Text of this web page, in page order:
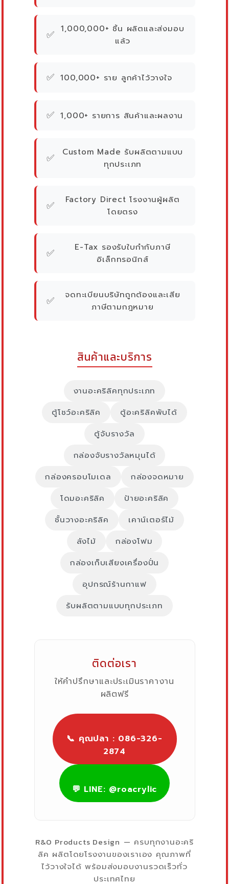
✅ 1,000,000+ ชิ้น ผลิตและส่งมอบ
แล้ว
✅ 100,000+ ราย ลูกค้าไว้วางใจ
✅ 1,000+ รายการ สินค้าและผลงาน
✅
Custom Made รับผลิตตามแบบ
ทุกประเภท
✅
Factory Direct โรงงานผู้ผลิต
โดยตรง
✅
E-Tax รองรับใบกำกับภาษี
อิเล็กทรอนิกส์
✅
จดทะเบียนบริษัทถูกต้องและเสีย
ภาษีตามกฎหมาย
สินค้าและบริการ
งานอะคริลิคทุกประเภท
ตู้โชว์อะคริลิค
ตู้อะคริลิคพับได้
ตู้จับรางวัล
กล่องจับรางวัลหมุนได้
กล่องครอบโมเดล
กล่องจดหมาย
โดมอะคริลิค
ป้ายอะคริลิค
ชั้นวางอะคริลิค
เคาน์เตอร์ไม้
ลังไม้
กล่องโฟม
กล่องเก็บเสียงเครื่องปั่น
อุปกรณ์ร้านกาแฟ
รับผลิตตามแบบทุกประเภท
ติดต่อเรา
ให้คำปรึกษาและประเมินราคางาน
ผลิตฟรี
📞 คุณปลา : 086-326-
2874
💬 LINE: @roacrylic
R&O Products Design — ครบทุกงานอะคริ
ลิค ผลิตโดยโรงงานของเราเอง คุณภาพที่
ไว้วางใจได้ พร้อมส่งมอบงานรวดเร็วทั่ว
ประเทศไทย